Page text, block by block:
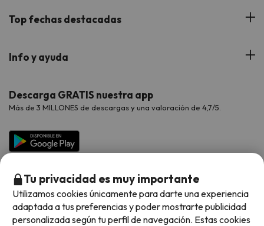
Proveedores
Viajes para grupos
Hoteles Cataluña
Hoteles Galicia
Hoteles Salou
Viajes con Niños
Viajes de Novios
Chollos con Todo Incluido
Chollos en la playa
Hoteles con toboganes
Selección de la Newsletter
Top fechas destacadas
Verano
Vacaciones en Agosto
Vacaciones en Octubre
Vacaciones en Noviembre
Info y ayuda
Contáctanos
Preguntas frecuentes
Descarga GRATIS nuestra app
Más de 3 MILLONES de descargas y una valoración de 4,7/5.
Tu privacidad es muy importante
Utilizamos cookies únicamente para darte una experiencia
adaptada a tus preferencias y poder mostrarte publicidad
personalizada según tu perfil de navegación. Estas cookies